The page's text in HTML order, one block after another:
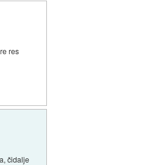
res
čidalje